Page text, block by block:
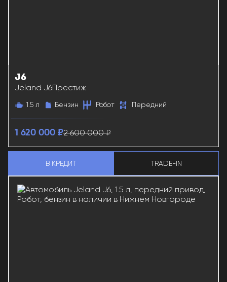
J6
Jeland J6Престиж
1.5 л Бензин Робот Передний
1 620 000 ₽2 600 000 ₽
В КРЕДИТ TRADE-IN